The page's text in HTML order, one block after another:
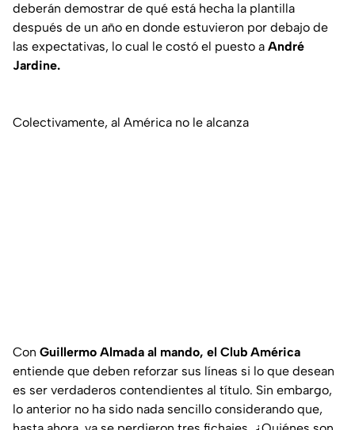
deberán demostrar de qué está hecha la plantilla
después de un año en donde estuvieron por debajo de
las expectativas, lo cual le costó el puesto a André
Jardine.
Colectivamente, al América no le alcanza
Con Guillermo Almada al mando, el Club América
entiende que deben reforzar sus líneas si lo que desean
es ser verdaderos contendientes al título. Sin embargo,
lo anterior no ha sido nada sencillo considerando que,